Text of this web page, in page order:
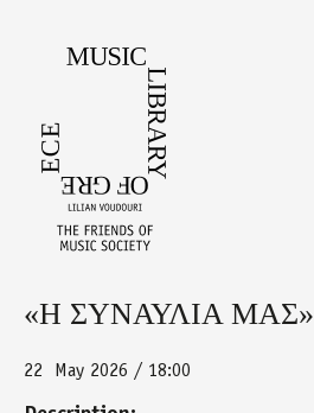
Back
top
«Η ΣΥΝΑΥΛΙΑ ΜΑΣ»
22 May 2026 / 18:00